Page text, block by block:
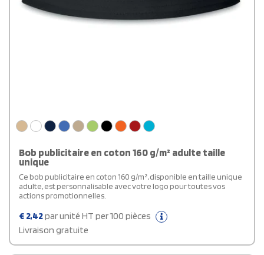
Bob publicitaire en coton 160 g/m² adulte taille
unique
Ce bob publicitaire en coton 160 g/m², disponible en taille unique
adulte, est personnalisable avec votre logo pour toutes vos
actions promotionnelles.
€ 2,42par unité HT per 100 pièces
Livraison gratuite